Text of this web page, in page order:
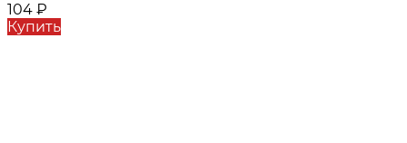
104 ₽
Купить